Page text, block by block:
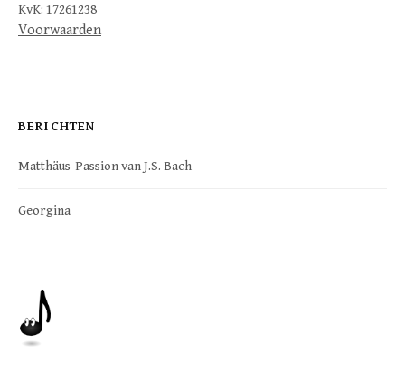
KvK: 17261238
Voorwaarden
BERICHTEN
Matthäus-Passion van J.S. Bach
Georgina